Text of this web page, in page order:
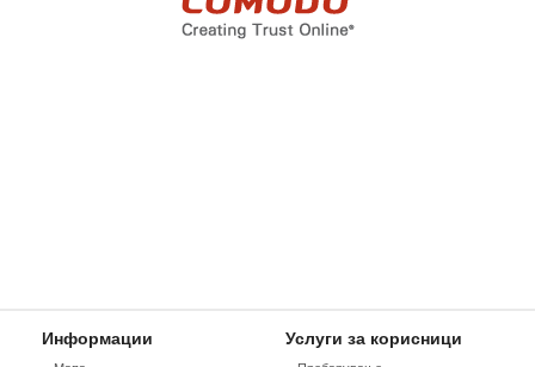
Информации Услуги за корисници